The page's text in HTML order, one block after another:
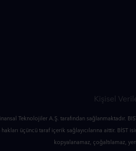
Kişisel
Teknolojiler A.Ş. tarafından sağlanmaktadır.
üçüncü taraf içerik sağlayıcılarına aittir. BİST
kopyalanamaz, çoğaltılamaz,